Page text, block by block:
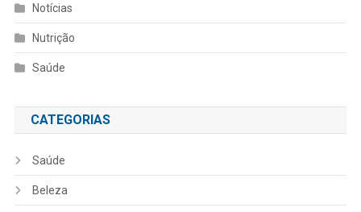
Notícias
Nutrição
Saúde
CATEGORIAS
Saúde
Beleza